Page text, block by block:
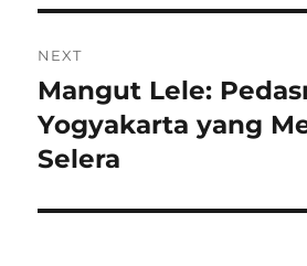
NEXT
Next
post:
Mangut Lele:
Yogyakarta yang
Selera